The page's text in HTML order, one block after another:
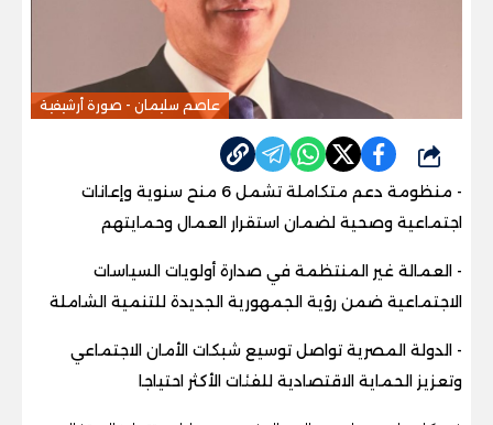
عاصم سليمان - صورة أرشيفية
شارك
- منظومة دعم متكاملة تشمل 6 منح سنوية وإعانات
اجتماعية وصحية لضمان استقرار العمال وحمايتهم
- العمالة غير المنتظمة في صدارة أولويات السياسات
الاجتماعية ضمن رؤية الجمهورية الجديدة للتنمية الشاملة
- الدولة المصرية تواصل توسيع شبكات الأمان الاجتماعي
وتعزيز الحماية الاقتصادية للفئات الأكثر احتياجا